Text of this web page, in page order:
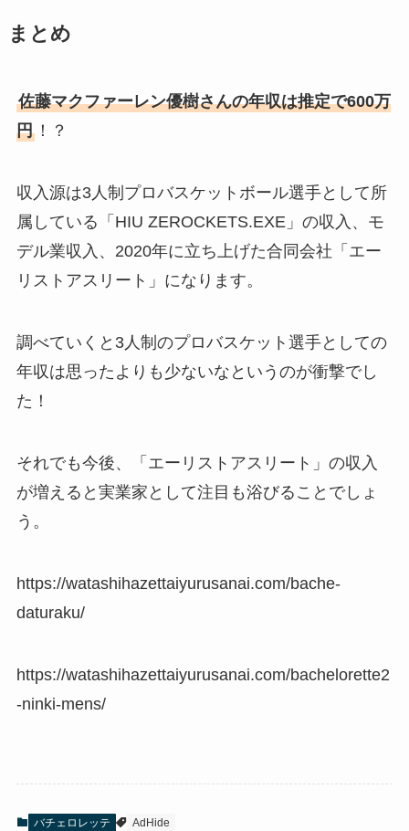
まとめ
佐藤マクファーレン優樹さんの年収は推定で600万
円！？
収入源は3人制プロバスケットボール選手として所
属している「HIU ZEROCKETS.EXE」の収入、モ
デル業収入、2020年に立ち上げた合同会社「エー
リストアスリート」になります。
調べていくと3人制のプロバスケット選手としての
年収は思ったよりも少ないなというのが衝撃でし
た！
それでも今後、「エーリストアスリート」の収入
が増えると実業家として注目も浴びることでしょ
う。
https://watashihazettaiyurusanai.com/bache-
daturaku/
https://watashihazettaiyurusanai.com/bachelorette2
-ninki-mens/
バチェロレッテ AdHide